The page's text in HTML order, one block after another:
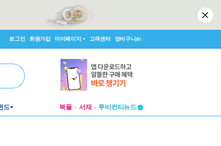
로그인 회원가입 마이페이지 고객센터 장바구니(0)
드 북플 서재
투비컨티뉴드